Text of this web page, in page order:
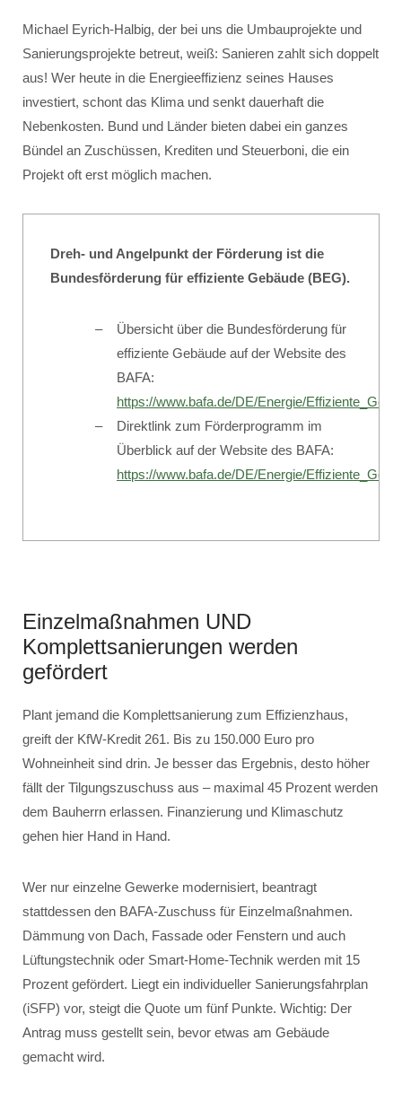
Michael Eyrich-Halbig, der bei uns die Umbauprojekte und
Sanierungsprojekte betreut, weiß: Sanieren zahlt sich doppelt
aus! Wer heute in die Energieeffizienz seines Hauses
investiert, schont das Klima und senkt dauerhaft die
Nebenkosten. Bund und Länder bieten dabei ein ganzes
Bündel an Zuschüssen, Krediten und Steuerboni, die ein
Projekt oft erst möglich machen.
Dreh- und Angelpunkt der Förderung ist die
Bundesförderung für effiziente Gebäude (BEG).
Übersicht über die Bundesförderung für
effiziente Gebäude auf der Website des
BAFA:
https://www.bafa.de/DE/Energie/
Direktlink zum Förderprogramm im
Überblick auf der Website des BAFA:
https://www.bafa.de/DE/Energie/
Einzelmaßnahmen UND
Komplettsanierungen werden
gefördert
Plant jemand die Komplettsanierung zum Effizienzhaus,
greift der KfW-Kredit 261. Bis zu 150.000 Euro pro
Wohneinheit sind drin. Je besser das Ergebnis, desto höher
fällt der Tilgungszuschuss aus – maximal 45 Prozent werden
dem Bauherrn erlassen. Finanzierung und Klimaschutz
gehen hier Hand in Hand.
Wer nur einzelne Gewerke modernisiert, beantragt
stattdessen den BAFA-Zuschuss für Einzelmaßnahmen.
Dämmung von Dach, Fassade oder Fenstern und auch
Lüftungstechnik oder Smart-Home-Technik werden mit 15
Prozent gefördert. Liegt ein individueller Sanierungsfahrplan
(iSFP) vor, steigt die Quote um fünf Punkte. Wichtig: Der
Antrag muss gestellt sein, bevor etwas am Gebäude
gemacht wird.